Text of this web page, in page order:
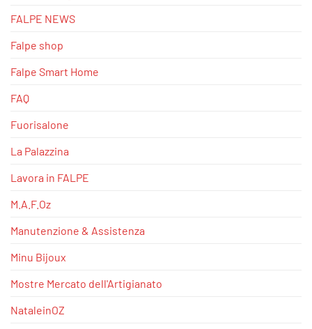
FALPE NEWS
Falpe shop
Falpe Smart Home
FAQ
Fuorisalone
La Palazzina
Lavora in FALPE
M.A.F.Oz
Manutenzione & Assistenza
Minu Bijoux
Mostre Mercato dell'Artigianato
NataleinOZ